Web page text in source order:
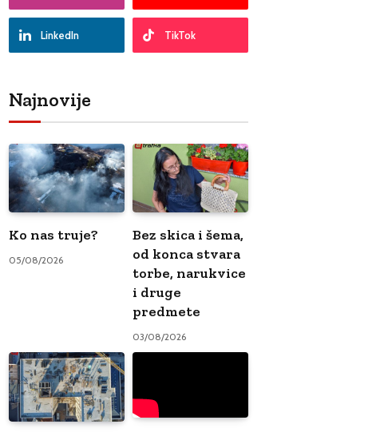
LinkedIn TikTok
Najnovije
Ko nas truje?
05/08/2026
Bez skica i šema,
od konca stvara
torbe, narukvice
i druge
predmete
03/08/2026